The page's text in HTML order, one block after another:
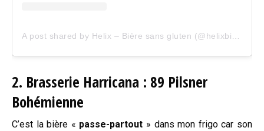
A post shared by Helix – Bière sans gluten (@helixbieresansgluten)
2. Brasserie Harricana : 89 Pilsner
Bohémienne
C’est la bière « passe-partout » dans mon frigo car son